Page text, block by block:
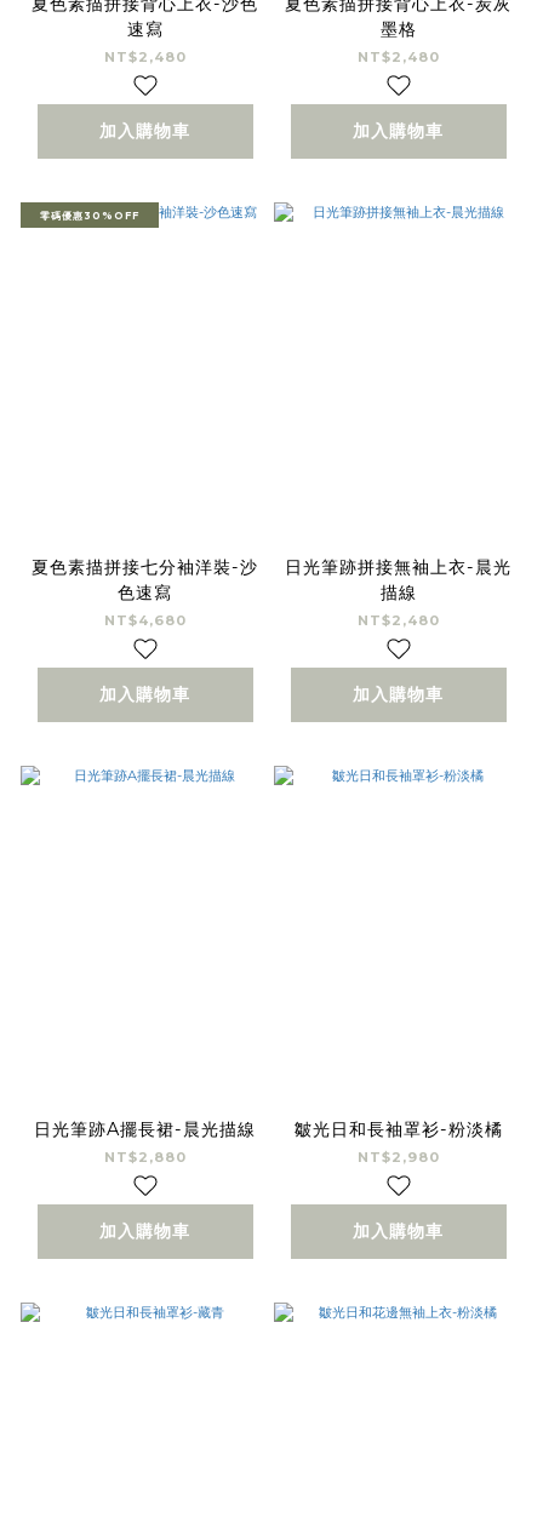
速寫
NT$2,480
加入購物車
墨格
NT$2,480
加入購物車
零碼優惠30%OFF
夏色素描拼接七分袖洋裝-沙
色速寫
NT$4,680
加入購物車
日光筆跡拼接無袖上衣-晨光
描線
NT$2,480
加入購物車
日光筆跡A擺長裙-晨光描線
NT$2,880
加入購物車
皺光日和長袖罩衫-粉淡橘
NT$2,980
加入購物車